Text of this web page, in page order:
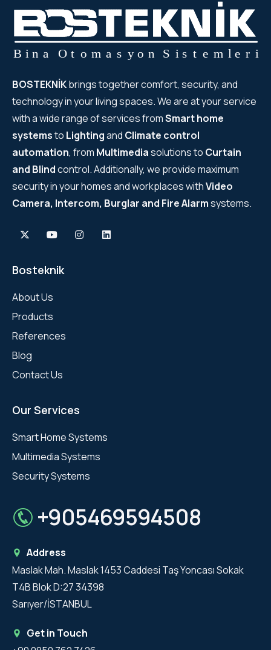
WYRESTORM
SHELLY
SHELLY
BOSTEKNİKbrings together comfort, security, and
technology in your living spaces. We are at your service
with a wide range of services fromSmart home
systemsto Lightingand Climate control
automation, from Multimediasolutions to Curtain
and Blindcontrol. Additionally, we provide maximum
security in your homes and workplaces withVideo
Camera, Intercom, Burglar and Fire Alarmsystems.
Bosteknik
About Us
Products
References
Blog
Contact Us
Our Services
Smart Home Systems
Multimedia Systems
Security Systems
+905469594508
Address
Maslak Mah. Maslak 1453 Caddesi Taş Yoncası Sokak
T4B Blok D:27 34398
Sarıyer/İSTANBUL
Get in Touch